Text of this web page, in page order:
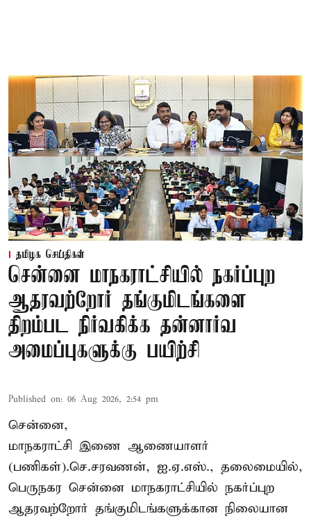
தமிழக செய்திகள்
சென்னை மாநகராட்சியில் நகர்ப்புற
ஆதரவற்றோர் தங்குமிடங்களை
திறம்பட நிர்வகிக்க தன்னார்வ
அமைப்புகளுக்கு பயிற்சி
Published on: 06 Aug 2026, 2:54 pm
சென்னை,
மாநகராட்சி இணை ஆணையாளர்
(பணிகள்).செ.சரவணன், ஐ.ஏ.எஸ்., தலைமையில்,
பெருநகர சென்னை மாநகராட்சியில் நகர்ப்புற
ஆதரவற்றோர் தங்குமிடங்களுக்கான நிலையான